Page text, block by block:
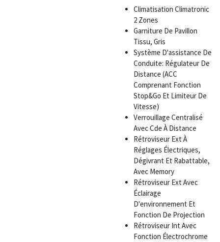
Climatisation Climatronic
2 Zones
Garniture De Pavillon
Tissu, Gris
Système D'assistance De
Conduite: Régulateur De
Distance (ACC
Comprenant Fonction
Stop&Go Et Limiteur De
Vitesse)
Verrouillage Centralisé
Avec Cde À Distance
Rétroviseur Ext À
Réglages Électriques,
Dégivrant Et Rabattable,
Avec Memory
Rétroviseur Ext Avec
Éclairage
D'environnement Et
Fonction De Projection
Rétroviseur Int Avec
Fonction Électrochrome